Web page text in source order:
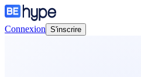
Connexion S'inscrire